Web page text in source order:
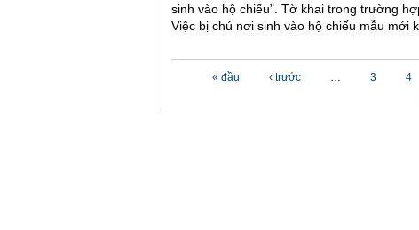
sinh vào hộ chiếu”. Tờ khai trong trường
Việc bị chú nơi sinh vào hộ chiếu mẫu mới
« đầu ‹ trước … 3 4